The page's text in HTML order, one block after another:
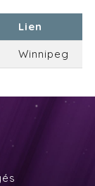
Lien
Winnipeg